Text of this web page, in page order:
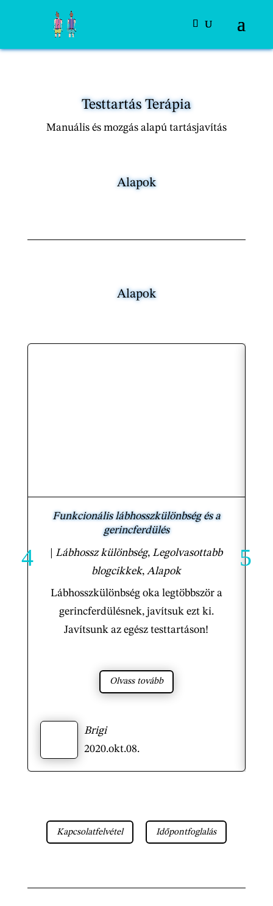
Testtartás Terápia
Manuális és mozgás alapú tartásjavítás
Alapok
Alapok
Funkcionális lábhosszkülönbség és a
gerincferdülés
Lábhossz különbség,Legolvasottabb
blogcikkek,Alapok
Lábhosszkülönbség oka legtöbbször a
gerincferdülésnek, javítsuk ezt ki.
Javítsunk az egész testtartáson!
Olvass tovább
Brigi
2020.okt.08.
Kapcsolatfelvétel Időpontfoglalás